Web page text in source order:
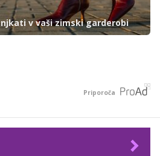
v vaši zimski garderobi
Priporoča